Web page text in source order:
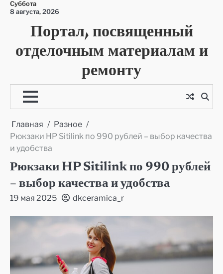
Перейти
содержимому
Суббота
8 августа, 2026
Портал, посвященный
отделочным материалам и
ремонту
Главная
Разное
Рюкзаки HP Sitilink по 990 рублей – выбор качества
и удобства
Рюкзаки HP Sitilink по 990 рублей
– выбор качества и удобства
19 мая 2025 dkceramica_r